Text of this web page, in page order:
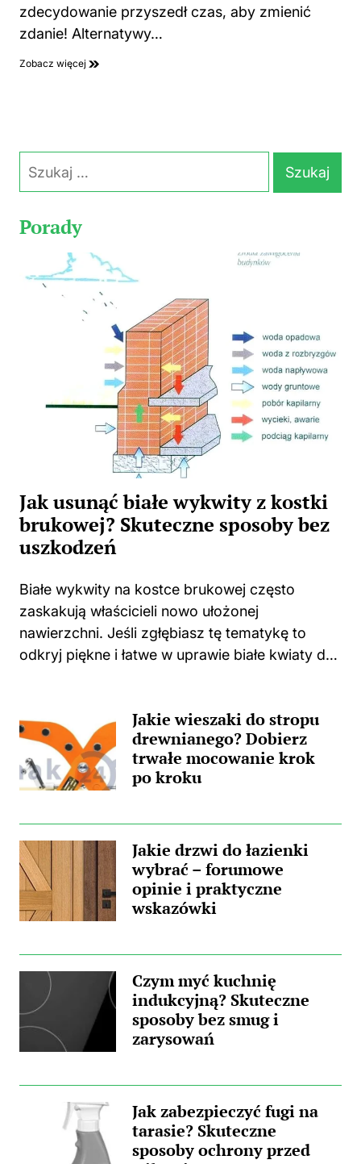
zdecydowanie przyszedł czas, aby zmienić
zdanie! Alternatywy…
Zobacz więcej
Szukaj:
Porady
Jak usunąć białe wykwity z kostki
brukowej? Skuteczne sposoby bez
uszkodzeń
Białe wykwity na kostce brukowej często
zaskakują właścicieli nowo ułożonej
nawierzchni. Jeśli zgłębiasz tę tematykę to
odkryj piękne i łatwe w uprawie białe kwiaty do
położona kostka zaczyna...Jakie wieszaki do stropu
drewnianego? Dobierz
trwałe mocowanie krok
po kroku
Jakie drzwi do łazienki
wybrać – forumowe
opinie i praktyczne
wskazówki
Czym myć kuchnię
indukcyjną? Skuteczne
sposoby bez smug i
zarysowań
Jak zabezpieczyć fugi na
tarasie? Skuteczne
sposoby ochrony przed